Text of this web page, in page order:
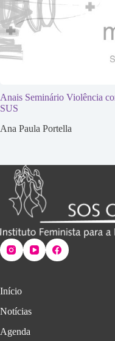
Anais Seminário Violência
SUS
Ana Paula Portella
Início
Notícias
Agenda